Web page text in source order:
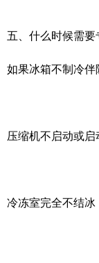
五、什么时候需要
如果冰箱不制冷伴
压缩机不启动或启
冷冻室完全不结冰